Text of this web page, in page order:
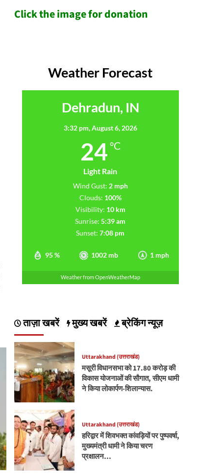
Click the image for donation
Weather Forecast
Dehradun, IN
3:32 pm,August 6, 2026
24 °C
Light Rain
95 % 1002 mb 1 mph
Wind Gust: 2 mph
Clouds: 100%
Visibility: 10 km
Sunrise: 5:39 am
Sunset: 7:08 pm
Weather from OpenWeatherMap
ताज़ा खबरें मुख्य खबरें ब्रेकिंग न्यूज़
Uttarakhand (उत्तराखंड)
मसूरी विधानसभा को 17.80 करोड़ की
विकास योजनाओं की सौगात, सीएम धामी
ने किया लोकार्पण-शिलान्यास.
Uttarakhand (उत्तराखंड)
हरिद्वार में शिवभक्त कांवड़ियों पर पुष्पवर्षा,
मुख्यमंत्री धामी ने किया चरण
प्रक्षालन…